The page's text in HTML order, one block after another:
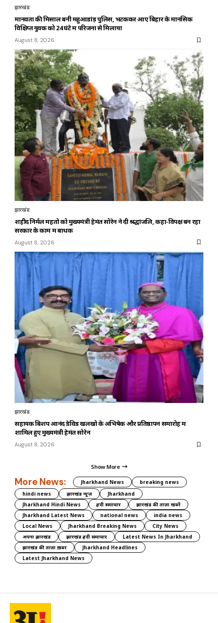
झारखंड
मानवता की मिसाल बनी महुआडांड़ पुलिस, भटककर आए बिहार के मानसिक
विक्षिप्त युवक को 24 घंटे में परिजनों से मिलाया
August 8, 2026
झारखंड
शहीद निर्मल महतो को मुख्यमंत्री हेमंत सोरेन ने दी श्रद्धांजलि, कहा-विपक्ष बन रहा
सरकार के काम में बाधक
August 8, 2026
झारखंड
सहायक बिशप आनंद डेविड खलखो के अभिषेक और प्रतिष्ठापन समारोह में
शामिल हुए मुख्यमंत्री हेमंत सोरेन
August 8, 2026
Show More
More News: Jharkhand News
breaking news
hindi news
झारखंड न्यूज़
Jharkhand
Jharkhand Hindi News
हिंदी समाचार
झारखंड की ताज़ा खबरें
Jharkhand Latest News
national news
india news
Local News
Jharkhand Breaking News
City News
अपना झारखंड
झारखंड हिंदी समाचार
Latest News In Jharkhand
झारखंड की ताज़ा ख़बर
Jharkhand Headlines
Latest Jharkhand News